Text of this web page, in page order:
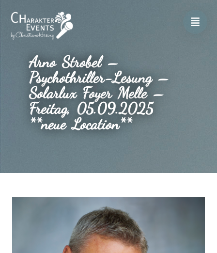
Arno Strobel –
Psychothriller-Lesung –
Solarlux Foyer Melle –
Freitag, 05.09.2025
**neue Location**